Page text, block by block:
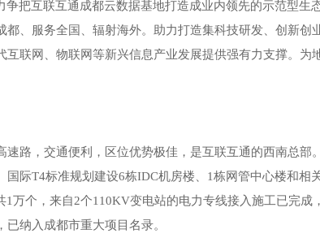
把互联互通成都云数据基地打造成业内领先的示范型生
、服务全国、辐射海外。助力打造集科技研发、创新创
联网、物联网等新兴信息产业发展提供强有力支撑。为
路，交通便利，区位优势极佳，是互联互通的西南总部
际T4标准规划建设6栋IDC机房楼、1栋网管中心楼和相
万个，来自2个110KV变电站的电力专线接入施工已完成
纳入成都市重大项目名录。